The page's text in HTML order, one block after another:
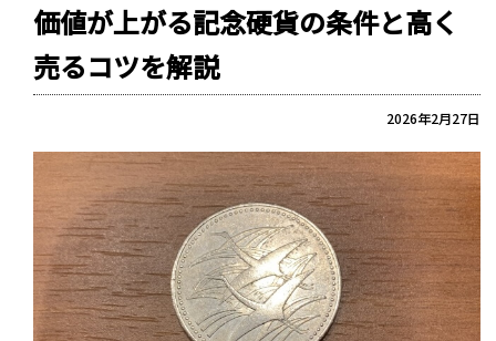
価値が上がる記念硬貨の条件と高く
売るコツを解説
2026年2月27日